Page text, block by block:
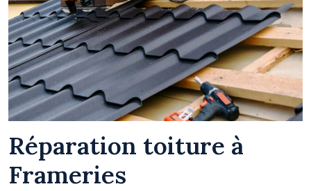
Réparation toiture à
Frameries